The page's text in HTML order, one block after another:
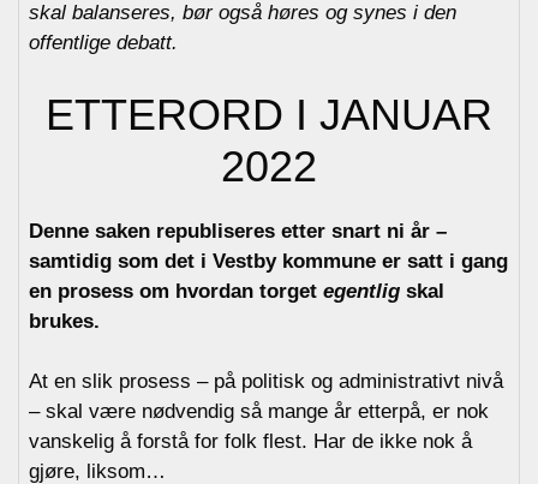
skal balanseres, bør også høres og synes i den
offentlige debatt.
ETTERORD I JANUAR
2022
Denne saken republiseres etter snart ni år –
samtidig som det i Vestby kommune er satt i gang
en prosess om hvordan torget egentlig skal
brukes.
At en slik prosess – på politisk og administrativt nivå
– skal være nødvendig så mange år etterpå, er nok
vanskelig å forstå for folk flest. Har de ikke nok å
gjøre, liksom…